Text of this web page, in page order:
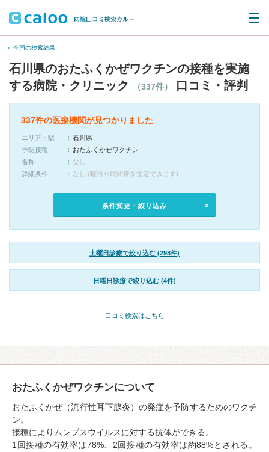
« 全国の検索結果
石川県のおたふくかぜワクチンの接種を実施
する病院・クリニック
（337件） 口コミ・評判
337件の医療機関が見つかりました
エリア・駅
石川県
予防接種
おたふくかぜワクチン
名称
なし
詳細条件
なし (曜日や時間帯を指定できます)
条件変更・絞り込み
土曜日診療で絞り込む (298件)
日曜日診療で絞り込む (4件)
口コミ検索はこちら
おたふくかぜワクチンについて
おたふくかぜ（流行性耳下腺炎）の発症を予防するためのワクチ
ン。
接種によりムンプスウイルスに対する抗体ができる。
1回接種の有効率は78%、2回接種の有効率は約88%とされる。